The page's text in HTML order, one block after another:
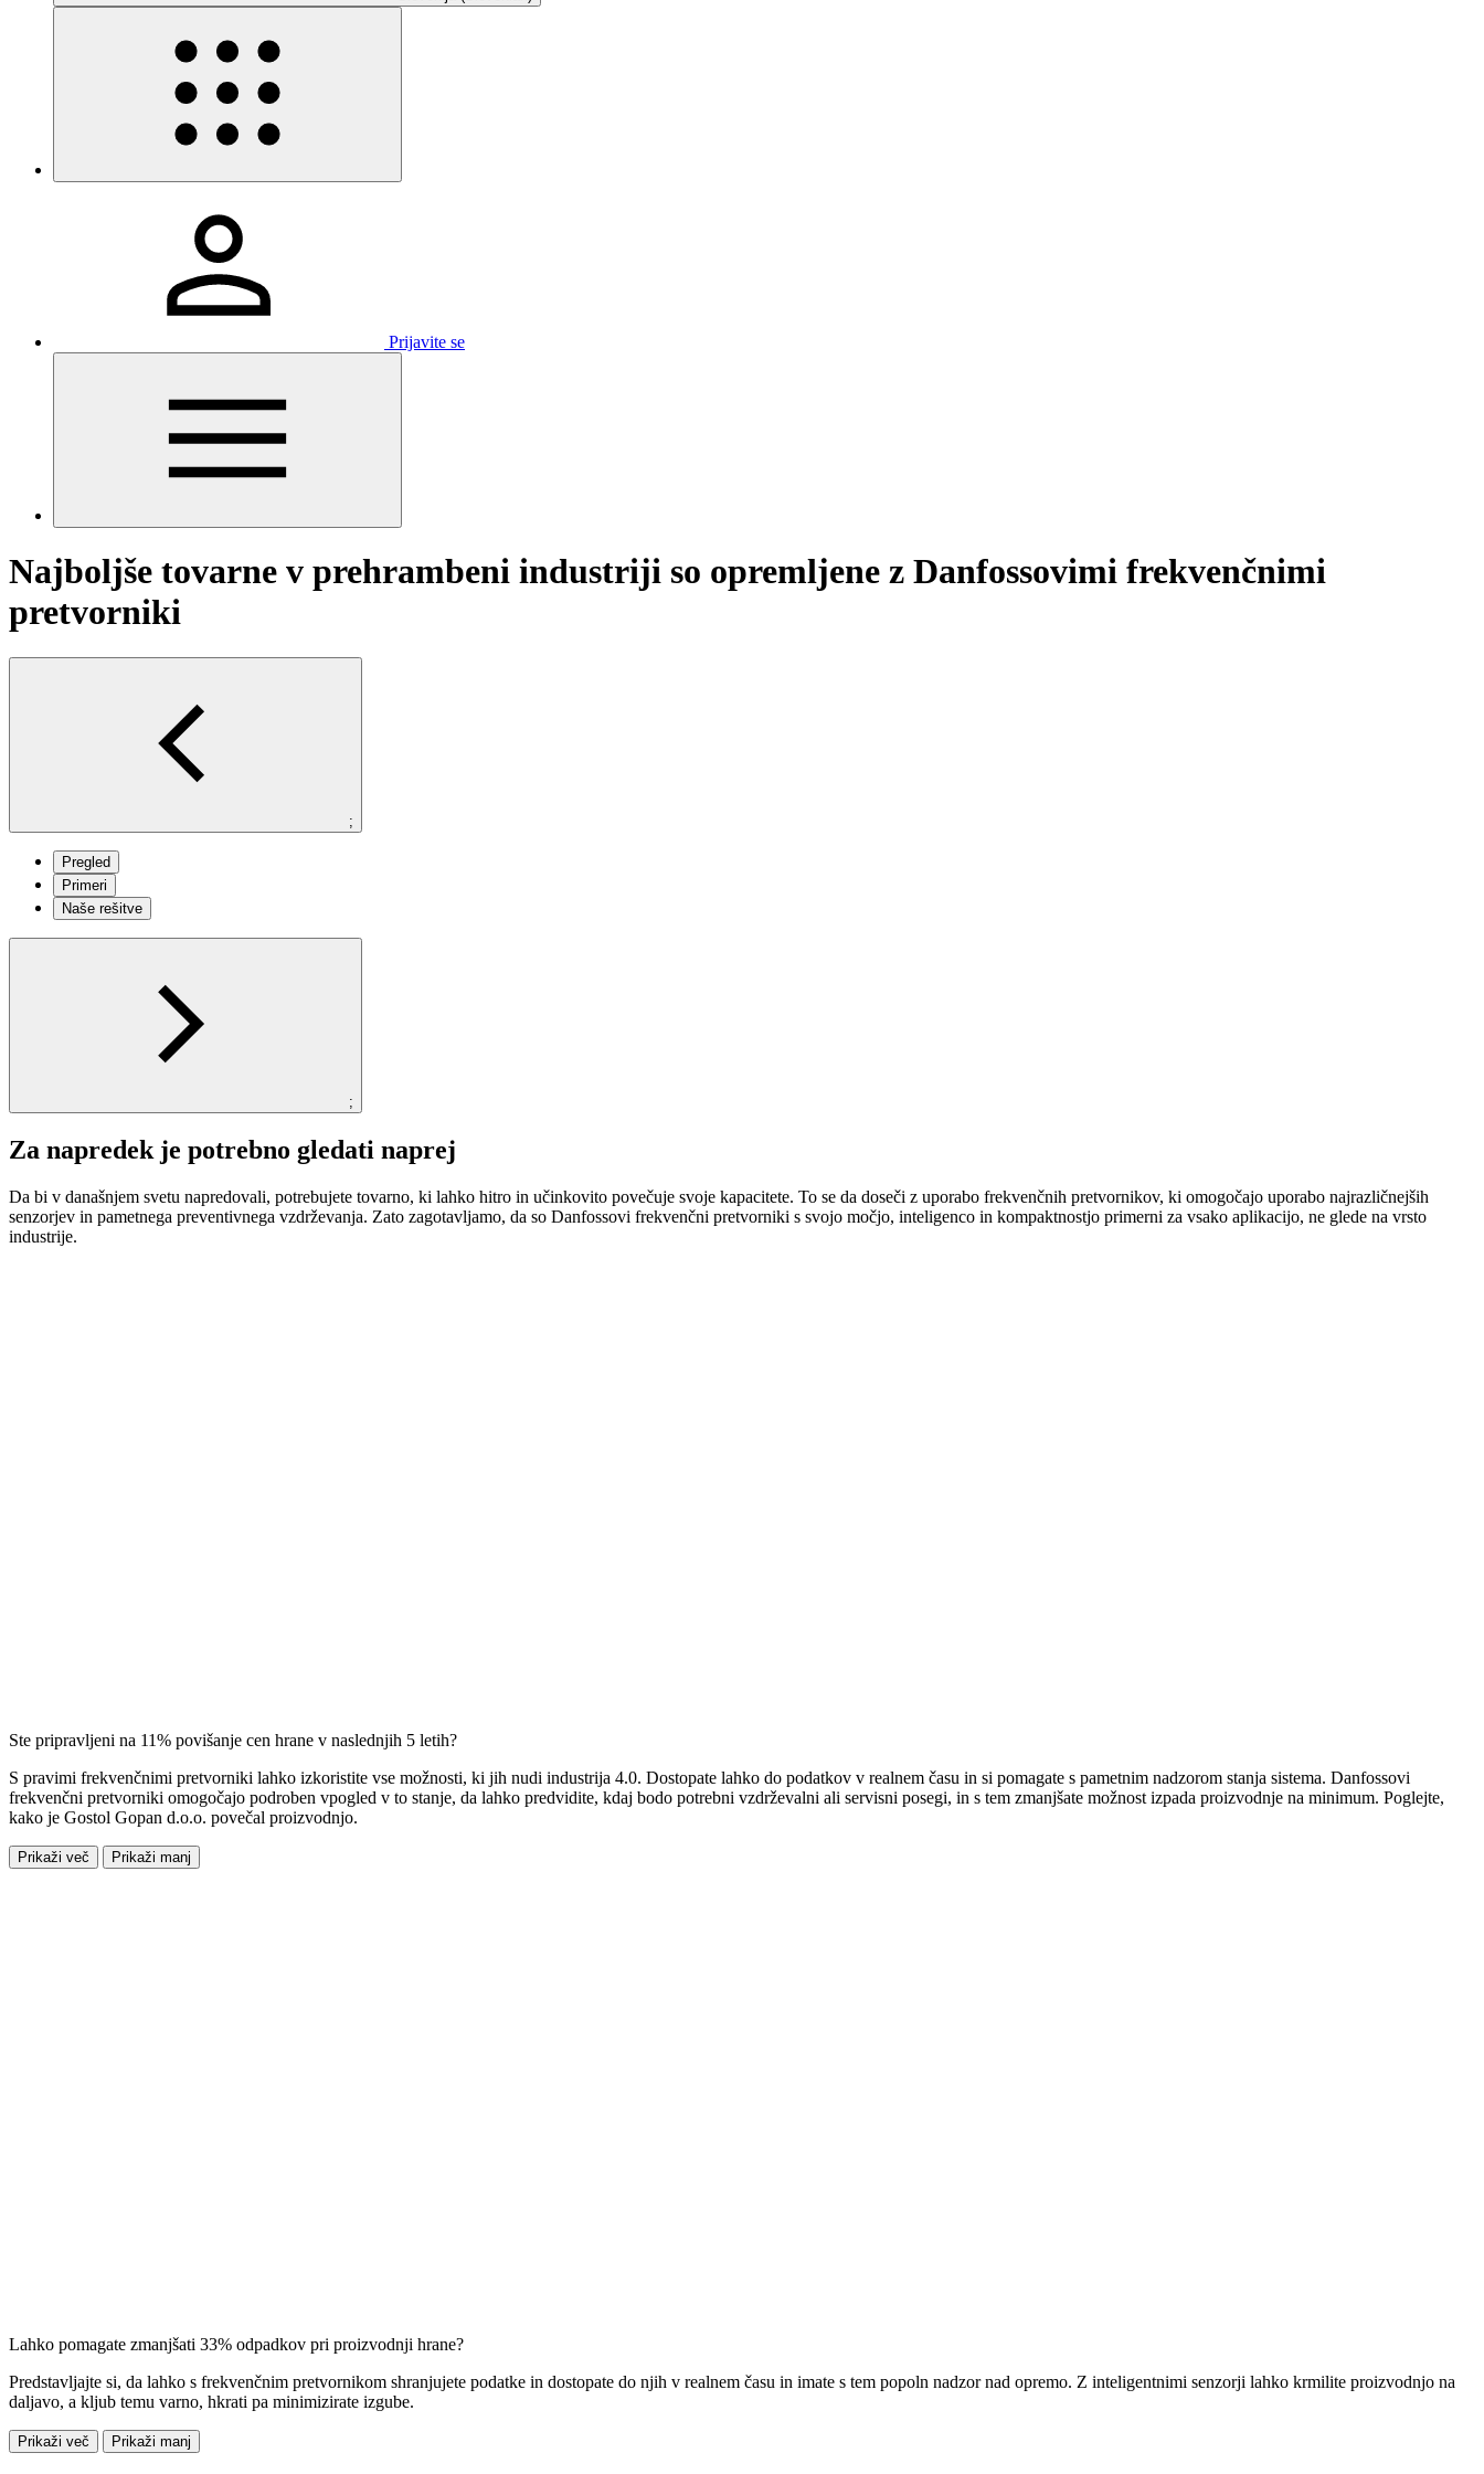
Prijavite se
Najboljše tovarne v prehrambeni industriji so opremljene z Danfossovimi frekvenčnimi
pretvorniki
;
Pregled
Primeri
Naše rešitve
;
Za napredek je potrebno gledati naprej
Da bi v današnjem svetu napredovali, potrebujete tovarno, ki lahko hitro in učinkovito povečuje svoje kapacitete. To se da doseči z uporabo frekvenčnih pretvornikov, ki omogočajo uporabo najrazličnejših
senzorjev in pametnega preventivnega vzdrževanja. Zato zagotavljamo, da so Danfossovi frekvenčni pretvorniki s svojo močjo, inteligenco in kompaktnostjo primerni za vsako aplikacijo, ne glede na vrsto
industrije.
Ste pripravljeni na 11% povišanje cen hrane v naslednjih 5 letih?
S pravimi frekvenčnimi pretvorniki lahko izkoristite vse možnosti, ki jih nudi industrija 4.0. Dostopate lahko do podatkov v realnem času in si pomagate s pametnim nadzorom stanja sistema. Danfossovi
frekvenčni pretvorniki omogočajo podroben vpogled v to stanje, da lahko predvidite, kdaj bodo potrebni vzdrževalni ali servisni posegi, in s tem zmanjšate možnost izpada proizvodnje na minimum. Poglejte,
kako je Gostol Gopan d.o.o. povečal proizvodnjo.
Prikaži več Prikaži manj
Lahko pomagate zmanjšati 33% odpadkov pri proizvodnji hrane?
Predstavljajte si, da lahko s frekvenčnim pretvornikom shranjujete podatke in dostopate do njih v realnem času in imate s tem popoln nadzor nad opremo. Z inteligentnimi senzorji lahko krmilite proizvodnjo na
daljavo, a kljub temu varno, hkrati pa minimizirate izgube.
Prikaži več Prikaži manj